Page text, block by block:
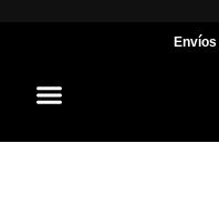
Envíos